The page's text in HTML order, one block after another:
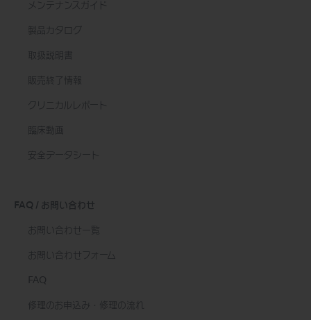
メンテナンスガイド
製品カタログ
取扱説明書
販売終了情報
クリニカルレポート
臨床動画
安全データシート
FAQ / お問い合わせ
お問い合わせ一覧
お問い合わせフォーム
FAQ
修理のお申込み・修理の流れ